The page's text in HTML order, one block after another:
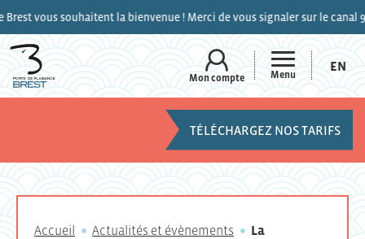
vous souhaitent la bienvenue ! Merci de vous signaler sur le canal 9 de
Mon compte Menu
EN
TÉLÉCHARGEZ NOS TARIFS
Accueil Actualités et évènements
La